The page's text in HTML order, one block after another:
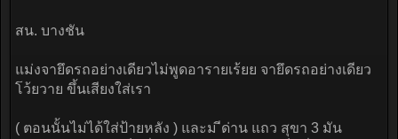
สน. บางชัน
แม่งจายึดรถอย่างเดียวไม่พูดอารายเร้ยย จายึดรถอย่างเดียว
โว้ยวาย ขึ้นเสียงใส่เรา
( ตอนนั้นไม่ได้ใส่ป้ายหลัง ) และม ีด่าน แถว สุขา 3 มัน